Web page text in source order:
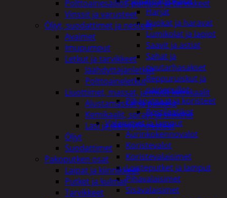
Harjat
Kuokat ja haravat
Lumikolat ja lapiot
Saavit ja astiat
Sahat ja
puutarhasakset
Reppuruiskut ja
painepullot
Pihapatsaat ja koristeet
Postilaatikot
Valaisimet ja lamput
Aurinkokennovalot
Koristevalot
Koristevalaisimet
Loisteputket ja lamput
Pihavalaisimet
Sisävalaisimet
Polttoainesäiliöt, pumput ja tarvikkeet
Vinssit ja varusteet
Öljyt, suodattimet ja nesteet
Avaimet
Imupumput
Letkut ja tarvikkeet
Jäähdyttäjänletkut
Polttoaineletkut
Liuottimet, massat, ja muut kemikaalit
Alustamassat ja pakkelit
Kemikaalit, sprayt ja silikonit
Lasi ja jäähdytinnesteet
Öljyt
Suodattimet
Pakoputken osat
Laipat ja kiinnikkeet
Putket ja kulmat
Tarvikkeet